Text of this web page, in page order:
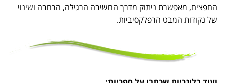
החפצים, מאפשרת ניתוק מדרך החשיבה הרגילה, הרחבה ושינוי
של נקודות המבט הרפלקסיביות.